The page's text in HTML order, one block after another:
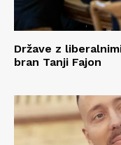
Države z
bran Tanji Fajon